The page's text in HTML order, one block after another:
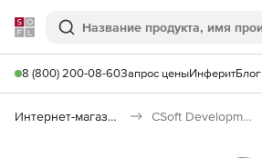
Softline
Поиск
8 (800) 200-08-60Запрос ценыИнферитБлог
Интернет-магазин CSoft Development